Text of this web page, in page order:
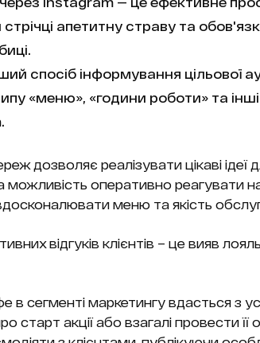
стрічці апетитну страву та
спосіб інформування цільової
«меню», «години роботи» та
дозволяє реалізувати цікаві
можливість оперативно реагувати на
меню та якість
відгуків клієнтів – це вияв
в сегменті маркетингу вдасться з
старт акції або взагалі провести